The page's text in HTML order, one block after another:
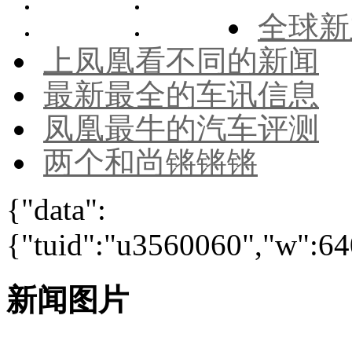
全球
上凤凰看不同的新闻
最新最全的车讯信息
凤凰最牛的汽车评测
两个和尚锵锵锵
{"data":
新闻图片